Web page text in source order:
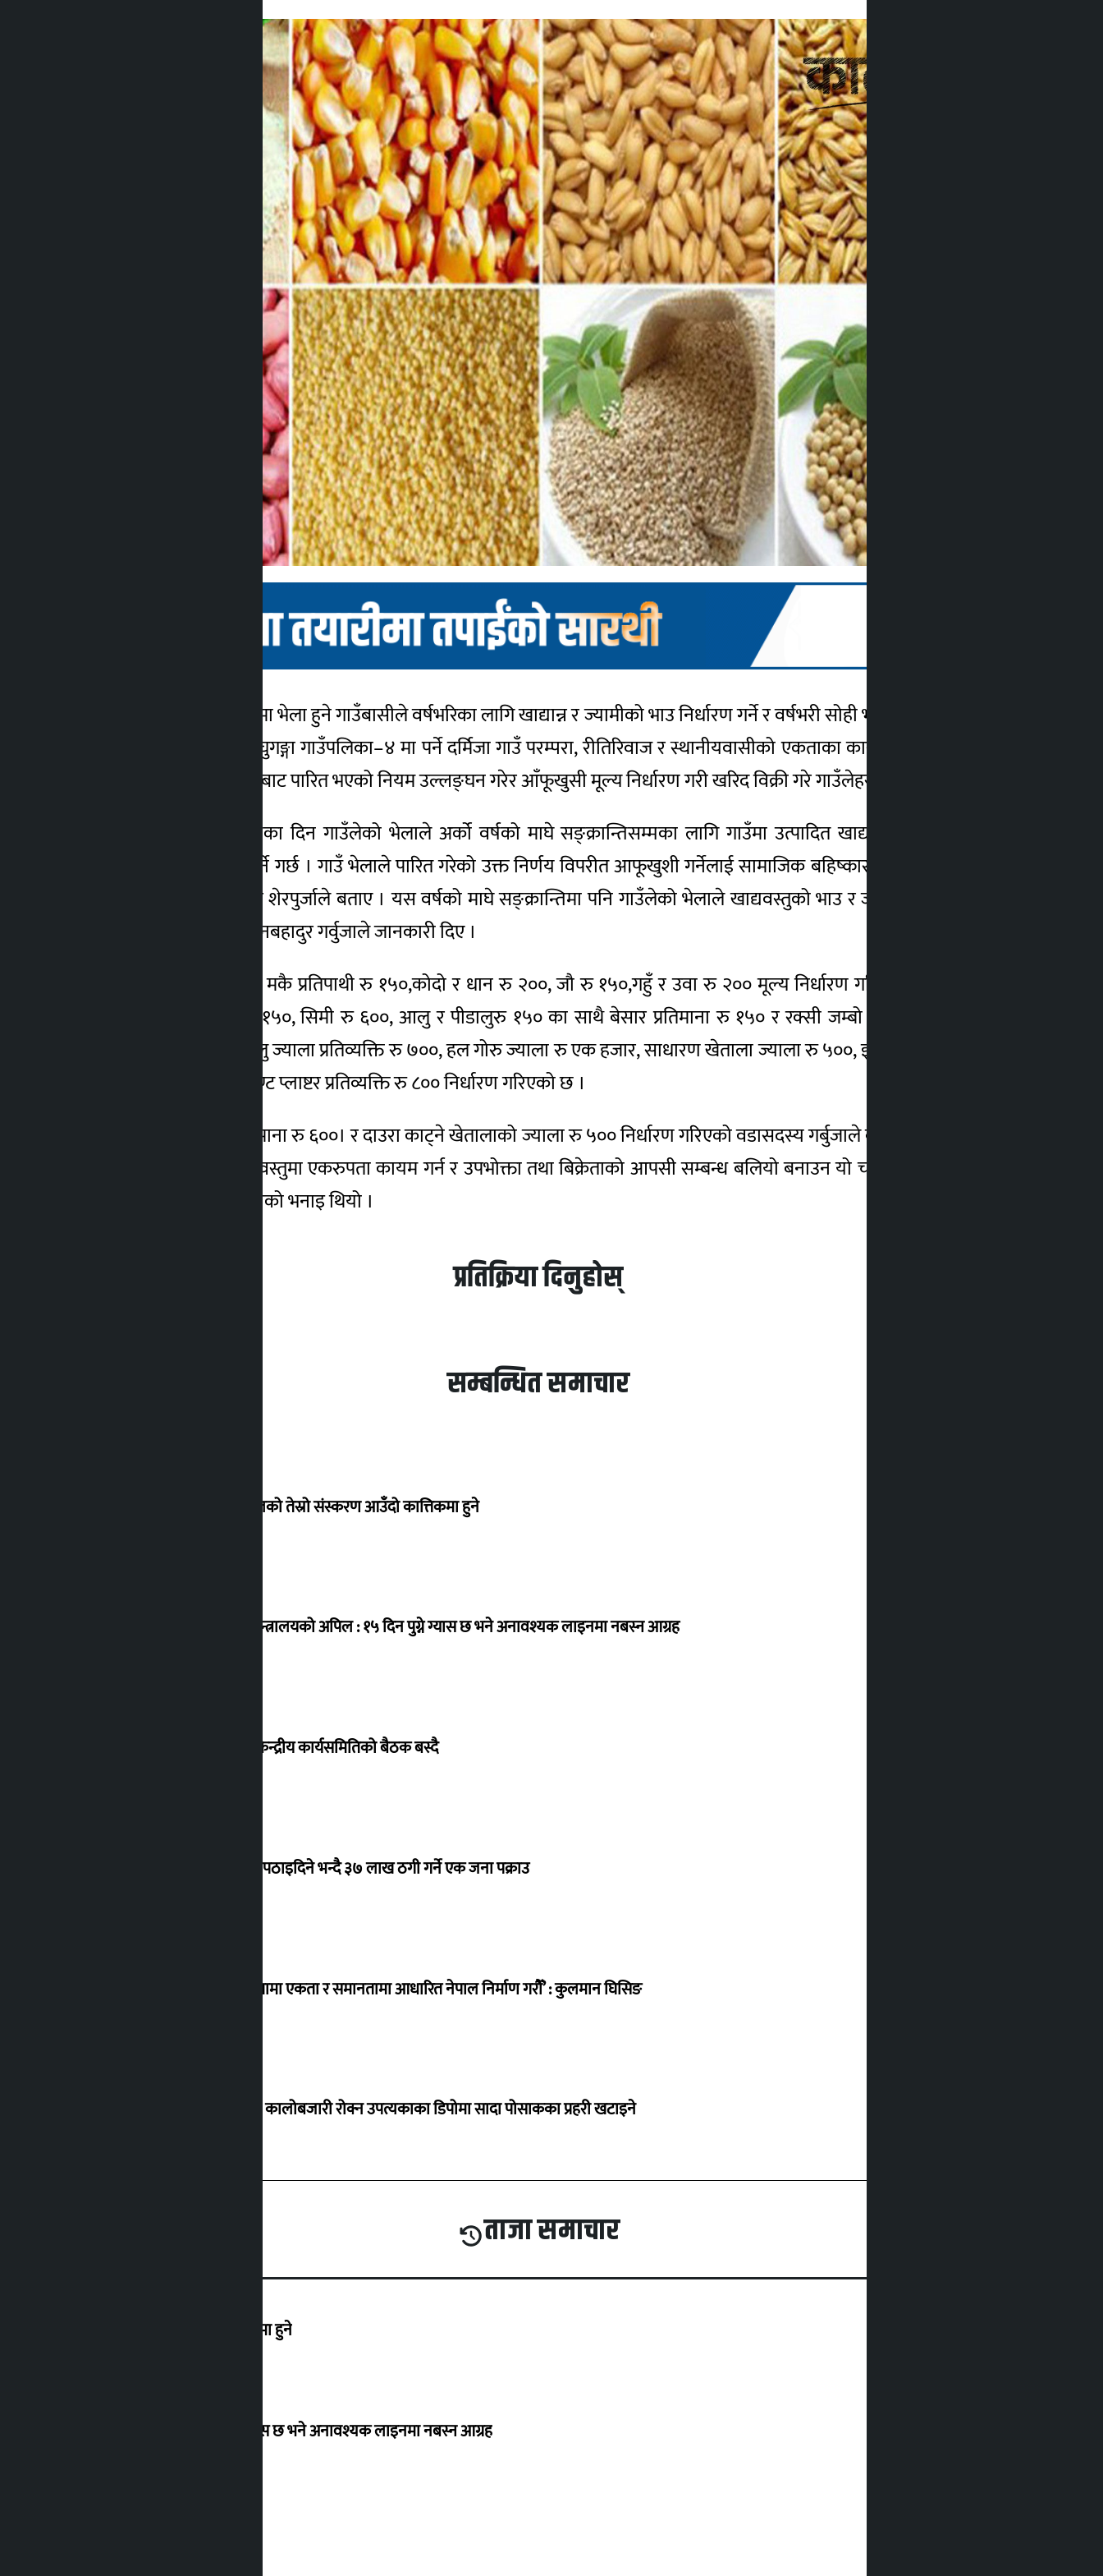
म्याग्दी । म्याग्दीको एक गाउँमा भेला हुने गाउँबासीले वर्षभरिका लागि खाद्यान्न र ज्यामीको भाउ निर्धारण गर्ने र वर्षभरी सोही भाउमा खरिद बिक्री गर्ने चलन
अझै छ । उत्तरी म्याग्दीको रघुगङ्गा गाउँपलिका–४ मा पर्ने दर्मिजा गाउँ परम्परा, रीतिरिवाज र स्थानीयवासीको एकताका कारण व्यवस्थित गाउँको रुपमा
परिचित छ । कसैले गाउँभेलाबाट पारित भएको नियम उल्लङ्घन गरेर आँफूखुसी मूल्य निर्धारण गरी खरिद विक्री गरे गाउँलेहरुले कारबाही गर्ने गर्दछन् ।
हरेक वर्षको माघे सङ्क्रान्तिका दिन गाउँलेको भेलाले अर्को वर्षको माघे सङ्क्रान्तिसम्मका लागि गाउँमा उत्पादित खाद्यान्न, ढुवानी भाडा र ज्यामी–
मजदूरको ज्याला निर्धारण गर्ने गर्छ । गाउँ भेलाले पारित गरेको उक्त निर्णय विपरीत आफूखुशी गर्नेलाई सामाजिक बहिष्कारसम्मको कारबाही हुने गरेको
सोही वडाका अगुवा तबहादुर शेरपुर्जाले बताए । यस वर्षको माघे सङ्क्रान्तिमा पनि गाउँलेको भेलाले खाद्यवस्तुको भाउ र ज्याला मजदूरी गर्नेको ज्याला
निर्धारण गरेको वडासदस्य धनबहादुर गर्वुजाले जानकारी दिए ।
उनका अनुसार अन्नबालीतर्फ मकै प्रतिपाथी रु १५०,कोदो र धान रु २००, जौ रु १५०,गहुँ र उवा रु २०० मूल्य निर्धारण गरिएको छ । यसैगरी भटमास
प्रतिपाथी रु ४००, फापर रु १५०, सिमी रु ६००, आलु र पीडालुरु १५० का साथै बेसार प्रतिमाना रु १५० र रक्सी जम्बो बोतललाई रु १३० निर्धारण
गरिएको छ । त्यसैगरी सिपालु ज्याला प्रतिव्यक्ति रु ७००, हल गोरु ज्याला रु एक हजार, साधारण खेताला ज्याला रु ५००, इलेक्ट्रिसियन ज्याला रु ८००,
सिकर्मी ज्याला रु ८००, सिमेण्ट प्लाष्टर प्रतिव्यक्ति रु ८०० निर्धारण गरिएको छ ।
त्यस्तै लोकल मह र घिउ प्रतिमाना रु ६००। र दाउरा काट्ने खेतालाको ज्याला रु ५०० निर्धारण गरिएको वडासदस्य गर्बुजाले बताए । गाउँमा उत्पादन हुने र
बाहिरबाट आयत गरिने सबै वस्तुमा एकरुपता कायम गर्न र उपभोक्ता तथा बिक्रेताको आपसी सम्बन्ध बलियो बनाउन यो चलन निकै प्रभावकारी भएको
वडाअध्यक्ष रुकबहादुर गर्वुजाको भनाइ थियो ।
प्रतिक्रिया दिनुहोस्
सम्बन्धित समाचार
एनपीएलको तेस्रो संस्करण आउँदो कात्तिकमा हुने
उद्योग मन्त्रालयको अपिल : १५ दिन पुग्ने ग्यास छ भने अनावश्यक लाइनमा नबस्न आग्रह
कांग्रेस केन्द्रीय कार्यसमितिको बैठक बस्दै
क्यानडा पठाइदिने भन्दै ३७ लाख ठगी गर्ने एक जना पक्राउ
‘विविधतामा एकता र समानतामा आधारित नेपाल निर्माण गरौँ’ : कुलमान घिसिङ
ग्यासको कालोबजारी रोक्न उपत्यकाका डिपोमा सादा पोसाकका प्रहरी खटाइने
ताजा समाचार
एनपीएलको तेस्रो संस्करण आउँदो कात्तिकमा हुने
उद्योग मन्त्रालयको अपिल : १५ दिन पुग्ने ग्यास छ भने अनावश्यक लाइनमा नबस्न आग्रह